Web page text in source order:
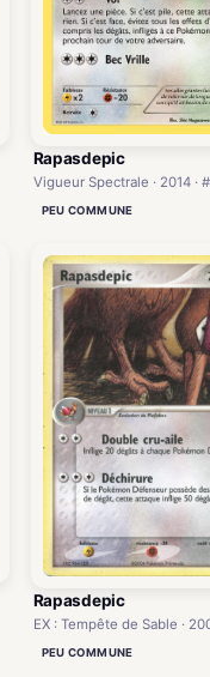
Rapasdepic
Vigueur Spectrale · 2014 ·
PEU COMMUNE
Rapasdepic
EX : Tempête de Sable ·
PEU COMMUNE